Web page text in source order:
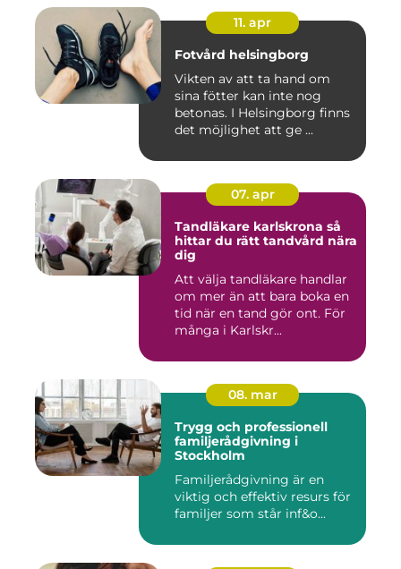
11. apr
Fotvård helsingborg
Vikten av att ta hand om
sina fötter kan inte nog
betonas. I Helsingborg finns
det möjlighet att ge ...
07. apr
Tandläkare karlskrona så
hittar du rätt tandvård nära
dig
Att välja tandläkare handlar
om mer än att bara boka en
tid när en tand gör ont. För
många i Karlskr...
08. mar
Trygg och professionell
familjerådgivning i
Stockholm
Familjerådgivning är en
viktig och effektiv resurs för
familjer som står inf&o...